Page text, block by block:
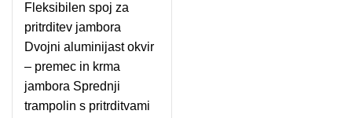
Fleksibilen spoj za
pritrditev jambora
Dvojni aluminijast okvir
– premec in krma
jambora Sprednji
trampolin s pritrditvami